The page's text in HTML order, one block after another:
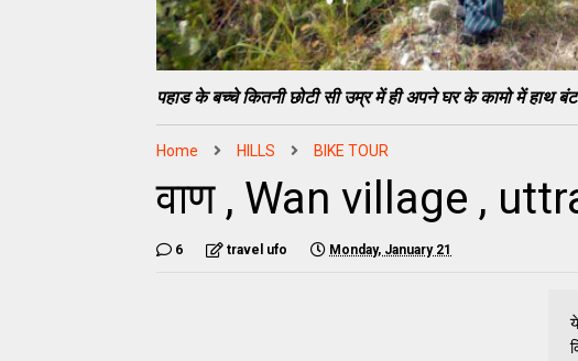
पहाड के बच्चे कितनी छोटी सी उम्र में ही अपने घर के कामो में हाथ
Home HILLS BIKE TOUR
वाण , Wan village ,
6 travel ufo Monday, January 21